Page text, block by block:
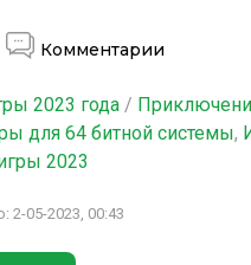
Комментарии
2023 года /
для 64 битной системы,
2023
2-05-2023, 00:43